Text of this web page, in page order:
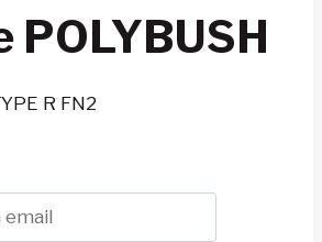
POLYBUSH
R FN2